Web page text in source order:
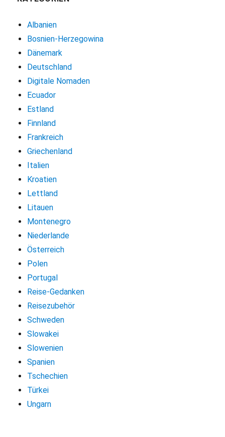
Albanien
Bosnien-Herzegowina
Dänemark
Deutschland
Digitale Nomaden
Ecuador
Estland
Finnland
Frankreich
Griechenland
Italien
Kroatien
Lettland
Litauen
Montenegro
Niederlande
Österreich
Polen
Portugal
Reise-Gedanken
Reisezubehör
Schweden
Slowakei
Slowenien
Spanien
Tschechien
Türkei
Ungarn